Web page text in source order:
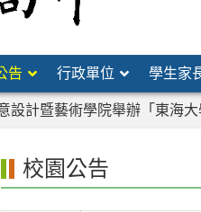
告 行政單位 學生家
設計暨藝術學院舉辦「東海
校園公告